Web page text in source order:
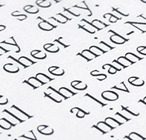
Home News